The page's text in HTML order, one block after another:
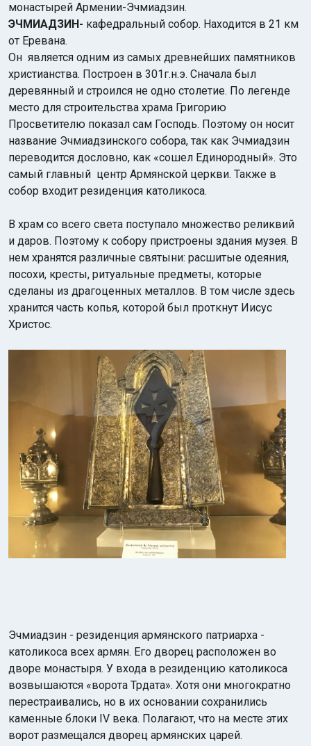
монастырей Армении-Эчмиадзин.
ЭЧМИАДЗИН- кафедральный собор. Находится в 21 км
от Еревана.
Он является одним из самых древнейших памятников
христианства. Построен в 301г.н.э. Сначала был
деревянный и строился не одно столетие. По легенде
место для строительства храма Григорию
Просветителю показал сам Господь. Поэтому он носит
название Эчмиадзинского собора, так как Эчмиадзин
переводится дословно, как «сошел Единородный». Это
самый главный центр Армянской церкви. Также в
собор входит резиденция католикоса.
В храм со всего света поступало множество реликвий
и даров. Поэтому к собору пристроены здания музея. В
нем хранятся различные святыни: расшитые одеяния,
посохи, кресты, ритуальные предметы, которые
сделаны из драгоценных металлов. В том числе здесь
хранится часть копья, которой был проткнут Иисус
Христос.
Эчмиадзин - резиденция армянского патриарха -
католикоса всех армян. Его дворец расположен во
дворе монастыря. У входа в резиденцию католикоса
возвышаются «ворота Трдата». Хотя они многократно
перестраивались, но в их основании сохранились
каменные блоки IV века. Полагают, что на месте этих
ворот размещался дворец армянских царей.